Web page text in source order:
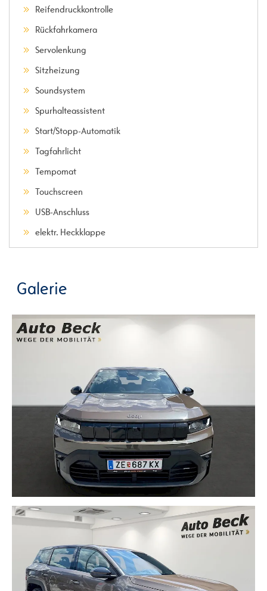
Reifendruckkontrolle
Rückfahrkamera
Servolenkung
Sitzheizung
Soundsystem
Spurhalteassistent
Start/Stopp-Automatik
Tagfahrlicht
Tempomat
Touchscreen
USB-Anschluss
elektr. Heckklappe
Galerie